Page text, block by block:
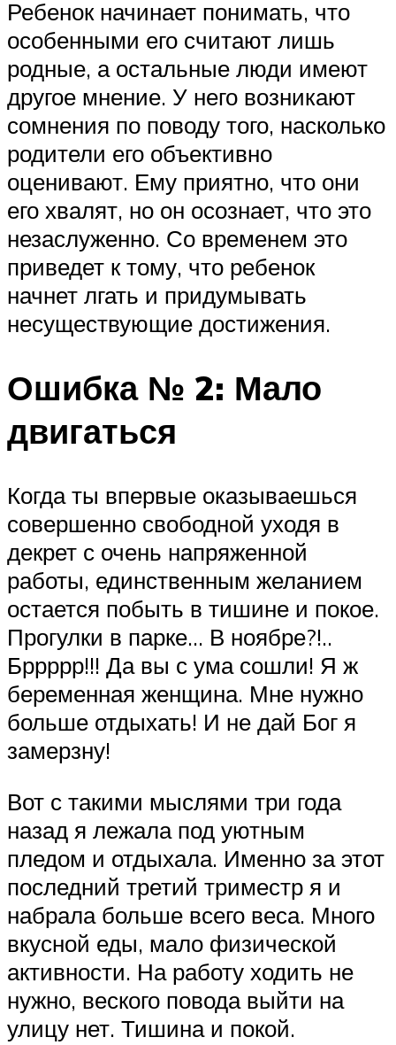
Ребенок начинает понимать, что
особенными его считают лишь
родные, а остальные люди имеют
другое мнение. У него возникают
сомнения по поводу того, насколько
родители его объективно
оценивают. Ему приятно, что они
его хвалят, но он осознает, что это
незаслуженно. Со временем это
приведет к тому, что ребенок
начнет лгать и придумывать
несуществующие достижения.
Ошибка № 2: Мало
двигаться
Когда ты впервые оказываешься
совершенно свободной уходя в
декрет с очень напряженной
работы, единственным желанием
остается побыть в тишине и покое.
Прогулки в парке… В ноябре?!..
Бррррр!!! Да вы с ума сошли! Я ж
беременная женщина. Мне нужно
больше отдыхать! И не дай Бог я
замерзну!
Вот с такими мыслями три года
назад я лежала под уютным
пледом и отдыхала. Именно за этот
последний третий триместр я и
набрала больше всего веса. Много
вкусной еды, мало физической
активности. На работу ходить не
нужно, веского повода выйти на
улицу нет. Тишина и покой.